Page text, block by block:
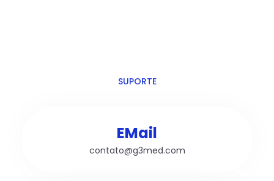
SUPORTE
EMail
contato@g3med.com